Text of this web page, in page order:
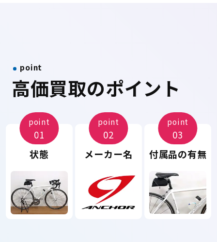
point
高価買取のポイント
point
01
状態
point
02
メーカー名
point
03
付属品の有無